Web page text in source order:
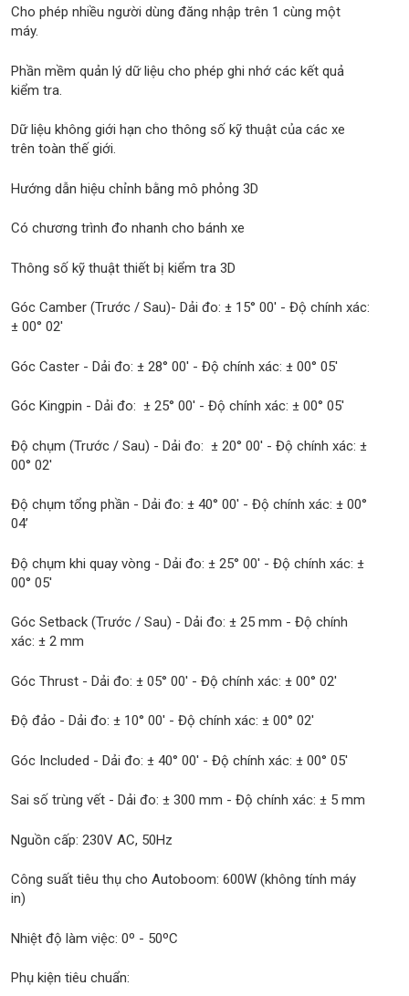
Cho phép nhiều người dùng đăng nhập trên 1 cùng một
máy.
Phần mềm quản lý dữ liệu cho phép ghi nhớ các kết quả
kiểm tra.
Dữ liệu không giới hạn cho thông số kỹ thuật của các xe
trên toàn thế giới.
Hướng dẫn hiệu chỉnh bằng mô phỏng 3D
Có chương trình đo nhanh cho bánh xe
Thông số kỹ thuật thiết bị kiểm tra 3D
Góc Camber (Trước / Sau)- Dải đo: ± 15° 00' - Độ chính xác:
± 00° 02'
Góc Caster - Dải đo: ± 28° 00' - Độ chính xác: ± 00° 05'
Góc Kingpin - Dải đo: ± 25° 00' - Độ chính xác: ± 00° 05'
Độ chụm (Trước / Sau) - Dải đo: ± 20° 00' - Độ chính xác: ±
00° 02'
Độ chụm tổng phần - Dải đo: ± 40° 00' - Độ chính xác: ± 00°
04’
Độ chụm khi quay vòng - Dải đo: ± 25° 00' - Độ chính xác: ±
00° 05'
Góc Setback (Trước / Sau) - Dải đo: ± 25 mm - Độ chính
xác: ± 2 mm
Góc Thrust - Dải đo: ± 05° 00' - Độ chính xác: ± 00° 02'
Độ đảo - Dải đo: ± 10° 00' - Độ chính xác: ± 00° 02'
Góc Included - Dải đo: ± 40° 00' - Độ chính xác: ± 00° 05'
Sai số trùng vết - Dải đo: ± 300 mm - Độ chính xác: ± 5 mm
Nguồn cấp: 230V AC, 50Hz
Công suất tiêu thụ cho Autoboom: 600W (không tính máy
in)
Nhiệt độ làm việc: 0º - 50ºC
Phụ kiện tiêu chuẩn: